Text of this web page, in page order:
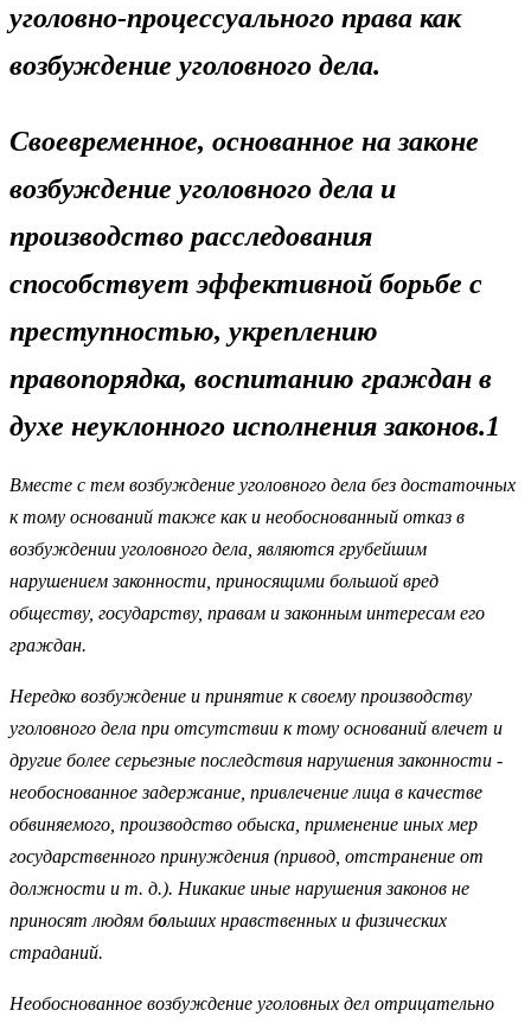
уголовно-процес­суального права как
возбуждение уголовного дела.
Своевременное, основанное на законе
возбуждение уголовного дела и
производство расследования
способствует эффективной борьбе с
преступностью, укреплению
правопорядка, воспитанию граждан в
духе неуклонного исполнения законов.1
Вместе с тем возбуждение уголовного дела без достаточных
к тому оснований также как и необоснованный отказ в
возбуждении уголовного дела, являются грубейшим
нарушением законности, приносящими большой вред
обществу, государству, правам и законным интересам его
граждан.
Нередко возбуждение и принятие к своему производству
уголовного дела при отсутствии к тому оснований влечет и
другие более серьезные последствия нарушения законности -
необоснованное задержание, привлечение лица в качестве
обвиняемого, производство обыска, применение иных мер
государственного принуждения (привод, отстранение от
должности и т. д.). Никакие иные нарушения законов не
приносят людям больших нравственных и физических
страданий.
Необоснованное возбуждение уголовных дел отрицательно